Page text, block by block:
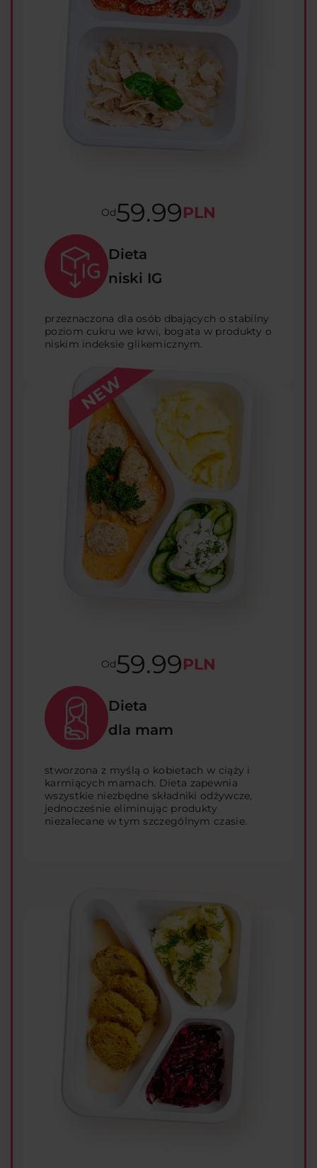
Od59.99PLN
Dieta
niski IG
przeznaczona dla osób dbających o stabilny
poziom cukru we krwi, bogata w produkty o
niskim indeksie glikemicznym.
Od59.99PLN
Dieta
dla mam
stworzona z myślą o kobietach w ciąży i
karmiących mamach. Dieta zapewnia
wszystkie niezbędne składniki odżywcze,
jednocześnie eliminując produkty
niezalecane w tym szczególnym czasie.